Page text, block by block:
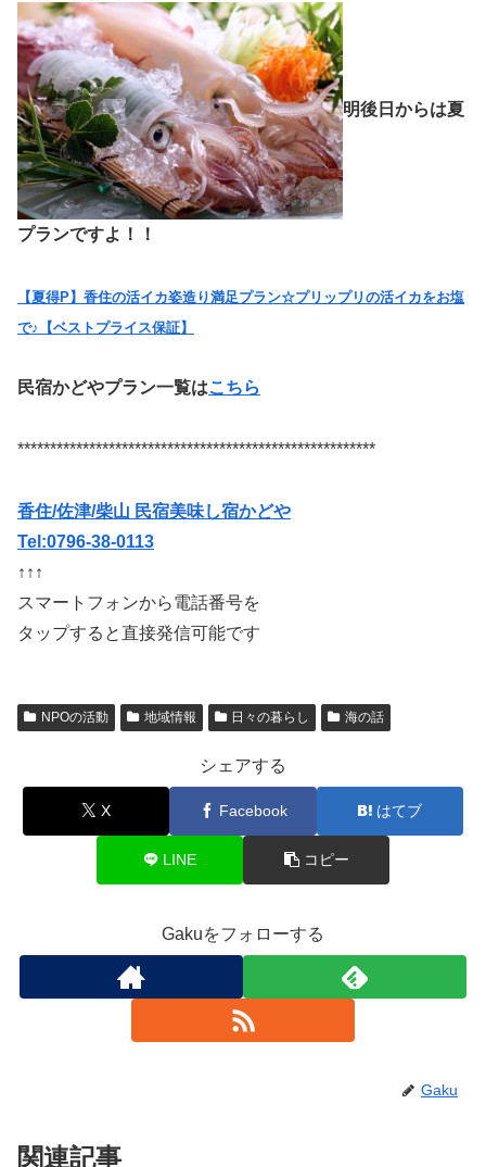
明後日からは夏
プランですよ！！
【夏得P】香住の活イカ姿造り満足プラン☆プリップリの活イカをお塩
で♪【ベストプライス保証】
民宿かどやプラン一覧はこちら
*******************************************************
香住/佐津/柴山 民宿美味し宿かどや
Tel:0796-38-0113
↑↑↑
スマートフォンから電話番号を
タップすると直接発信可能です
NPOの活動 地域情報 日々の暮らし 海の話
シェアする
X Facebook はてブ
LINE コピー
Gakuをフォローする
Gaku
関連記事